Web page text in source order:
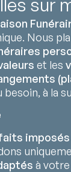
Nous
et les
besoin, à la
imposés
à